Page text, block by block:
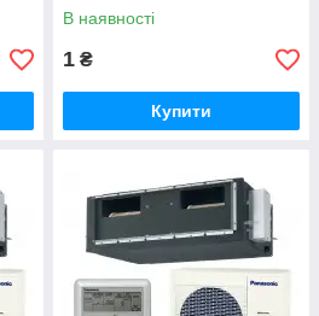
В наявності
1 ₴
Купити